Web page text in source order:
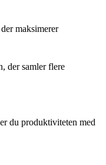
maksimerer
der samler flere
du produktiviteten med